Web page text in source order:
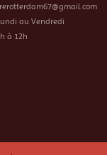
au Vendredi
à 12h